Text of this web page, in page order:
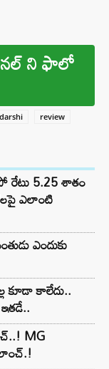
ని ఫాలో
review
రేటు 5.25 శాతం
ఎలాంటి
ఎందుకు
కూడా కాలేదు..
MG